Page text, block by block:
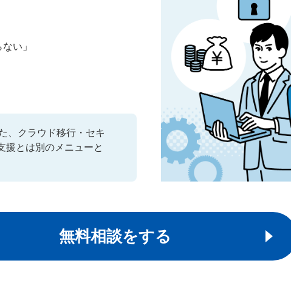
い」
、クラウド移行・セキ
援とは別のメニューと
無料相談をする